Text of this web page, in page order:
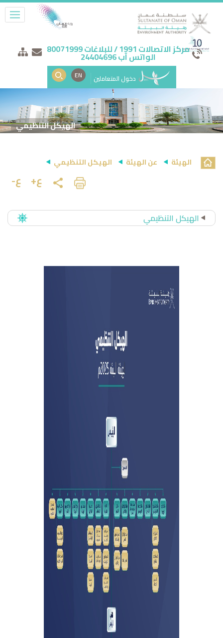
مركز الاتصالات 1991 / للبلاغات 80071999
الواتس آب 24404696
دخول المتعاملين EN
الهيكل التنظيمي
الهيئة عن الهيئة الهيكل التنظيمي
ع+ ع-
الهيكل التنظيمي